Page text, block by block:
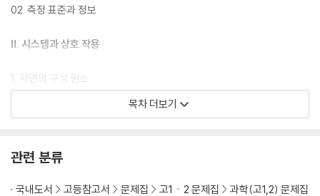
02. 측정 표준과 정보
Ⅱ. 시스템과 상호 작용
1. 자연의 구성 원소
03. 우주 초기 원소의 생성
2. 물질의 규칙성 성질
06. 원소의 주기성
목차 더보기
관련 분류
국내도서 고등참고서 문제집 고1ㆍ2 문제집 과학(고1,2) 문제집